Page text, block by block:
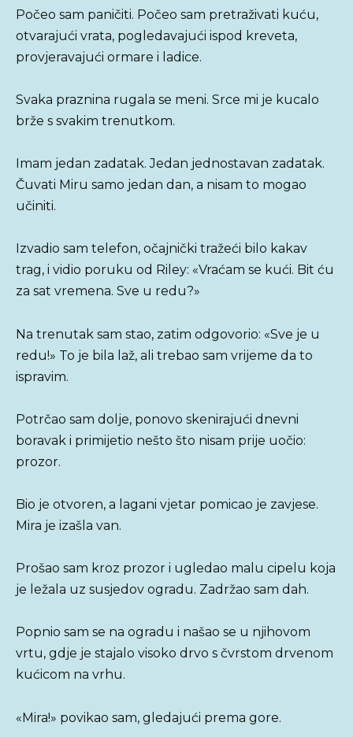
Počeo sam paničiti. Počeo sam pretraživati kuću,
otvarajući vrata, pogledavajući ispod kreveta,
provjeravajući ormare i ladice.
Svaka praznina rugala se meni. Srce mi je kucalo
brže s svakim trenutkom.
Imam jedan zadatak. Jedan jednostavan zadatak.
Čuvati Miru samo jedan dan, a nisam to mogao
učiniti.
Izvadio sam telefon, očajnički tražeći bilo kakav
trag, i vidio poruku od Riley: «Vraćam se kući. Bit ću
za sat vremena. Sve u redu?»
Na trenutak sam stao, zatim odgovorio: «Sve je u
redu!» To je bila laž, ali trebao sam vrijeme da to
ispravim.
Potrčao sam dolje, ponovo skenirajući dnevni
boravak i primijetio nešto što nisam prije uočio:
prozor.
Bio je otvoren, a lagani vjetar pomicao je zavjese.
Mira je izašla van.
Prošao sam kroz prozor i ugledao malu cipelu koja
je ležala uz susjedov ogradu. Zadržao sam dah.
Popnio sam se na ogradu i našao se u njihovom
vrtu, gdje je stajalo visoko drvo s čvrstom drvenom
kućicom na vrhu.
«Mira!» povikao sam, gledajući prema gore.